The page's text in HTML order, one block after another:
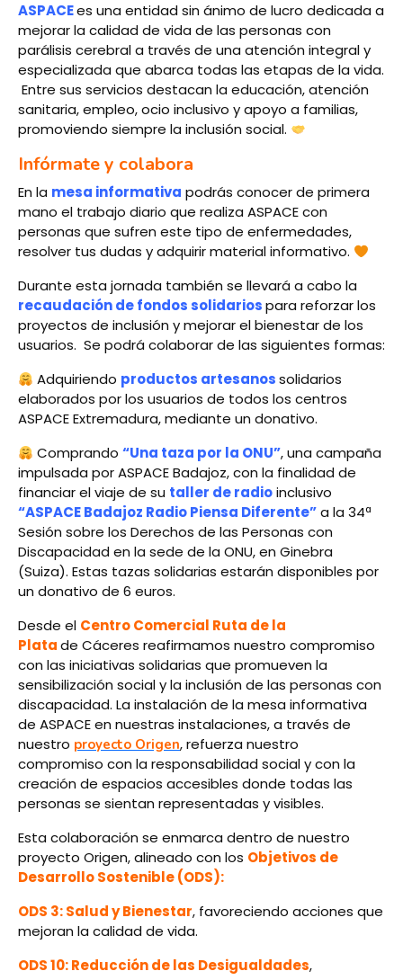
ASPACEes una entidad sin ánimo de lucro dedicada a
mejorar la calidad de vida de las personas con
parálisis cerebral a través de una atención integral y
especializada que abarca todas las etapas de la vida.
Entre sus servicios destacan la educación, atención
sanitaria, empleo, ocio inclusivo y apoyo a familias,
promoviendo siempre la inclusión social.
Infórmate y colabora
En la mesa informativa podrás conocer de primera
mano el trabajo diario que realiza ASPACE con
personas que sufren este tipo de enfermedades,
resolver tus dudas y adquirir material informativo.
Durante esta jornada también se llevará a cabo la
recaudación de fondos solidariospara reforzar los
proyectos de inclusión y mejorar el bienestar de los
usuarios. Se podrá colaborar de las siguientes formas:
Adquiriendo productos artesanossolidarios
elaborados por los usuarios de todos los centros
ASPACE Extremadura, mediante un donativo.
Comprando“Una taza por la ONU”, una campaña
impulsada por ASPACE Badajoz, con la finalidad de
financiar el viaje de su taller de radioinclusivo
“ASPACE Badajoz Radio Piensa Diferente”a la 34ª
Sesión sobre los Derechos de las Personas con
Discapacidad en la sede de la ONU, en Ginebra
(Suiza). Estas tazas solidarias estarán disponibles por
un donativo de 6 euros.
Desde el Centro Comercial Ruta de la
Platade Cáceres reafirmamos nuestro compromiso
con las iniciativas solidarias que promueven la
sensibilización social y la inclusión de las personas con
discapacidad. La instalación de la mesa informativa
de ASPACE en nuestras instalaciones, a través de
nuestro proyecto Origen, refuerza nuestro
compromiso con la responsabilidad social y con la
creación de espacios accesibles donde todas las
personas se sientan representadas y visibles.
Esta colaboración se enmarca dentro de nuestro
proyecto Origen, alineado con los Objetivos de
Desarrollo Sostenible (ODS):
ODS 3: Salud y Bienestar, favoreciendo acciones que
mejoran la calidad de vida.
ODS 10: Reducción de las Desigualdades,